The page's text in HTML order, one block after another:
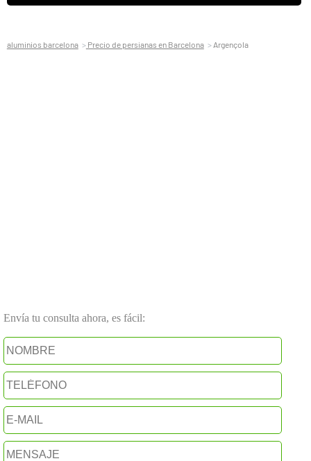
aluminios barcelona Precio de persianas en Barcelona Argençola
Envía tu consulta ahora, es fácil: